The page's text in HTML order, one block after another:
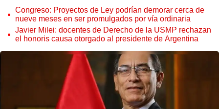
Congreso: Proyectos de Ley podrían demorar cerca de
nueve meses en ser promulgados por vía ordinaria
Javier Milei: docentes de Derecho de la USMP rechazan
el honoris causa otorgado al presidente de Argentina